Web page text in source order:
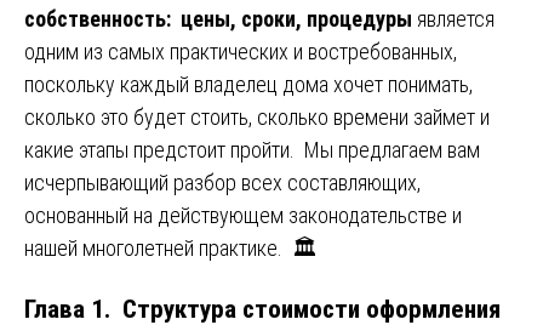
собственность: цены, сроки, процедуры является
одним из самых практических и востребованных,
поскольку каждый владелец дома хочет понимать,
сколько это будет стоить, сколько времени займет и
какие этапы предстоит пройти. Мы предлагаем вам
исчерпывающий разбор всех составляющих,
основанный на действующем законодательстве и
нашей многолетней практике. 🏛️
Глава 1. Структура стоимости оформления